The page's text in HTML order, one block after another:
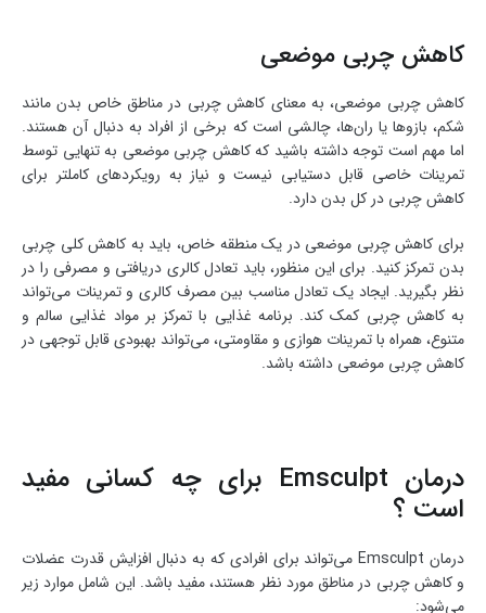
کاهش چربی موضعی
کاهش چربی موضعی، به معنای کاهش چربی در مناطق خاص بدن مانند
شکم، بازوها یا ران‌ها، چالشی است که برخی از افراد به دنبال آن هستند.
اما مهم است توجه داشته باشید که کاهش چربی موضعی به تنهایی توسط
تمرینات خاصی قابل دستیابی نیست و نیاز به رویکردهای کاملتر برای
کاهش چربی در کل بدن دارد.
برای کاهش چربی موضعی در یک منطقه خاص، باید به کاهش کلی چربی
بدن تمرکز کنید. برای این منظور، باید تعادل کالری دریافتی و مصرفی را در
نظر بگیرید. ایجاد یک تعادل مناسب بین مصرف کالری و تمرینات می‌تواند
به کاهش چربی کمک کند. برنامه غذایی با تمرکز بر مواد غذایی سالم و
متنوع، همراه با تمرینات هوازی و مقاومتی، می‌تواند بهبودی قابل توجهی در
کاهش چربی موضعی داشته باشد.
درمان Emsculpt برای چه کسانی مفید
است ؟
درمان Emsculpt می‌تواند برای افرادی که به دنبال افزایش قدرت عضلات
و کاهش چربی در مناطق مورد نظر هستند، مفید باشد. این شامل موارد زیر
می‌شود: